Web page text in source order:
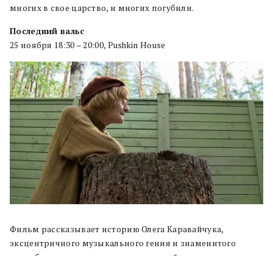
многих в свое царство, и многих погубили.
Последний вальс
25 ноября 18:30 – 20:00, Pushkin House
Фильм рассказывает историю Олега Каравайчука,
эксцентричного музыкального гения и знаменитого